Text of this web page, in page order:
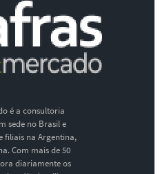
é a consultoria
sede no Brasil e
filiais na Argentina,
Com mais de 50
diariamente os